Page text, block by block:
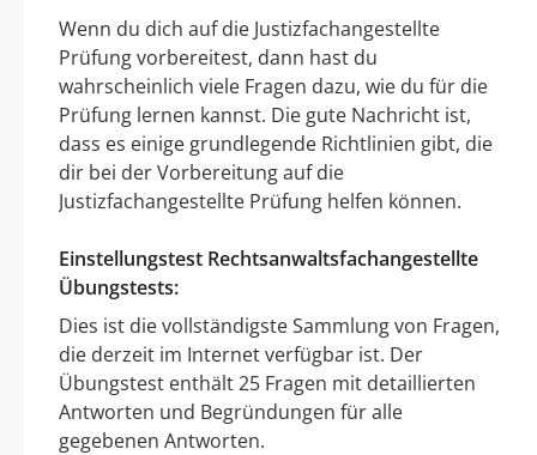
Wenn du dich auf die Justizfachangestellte
Prüfung vorbereitest, dann hast du
wahrscheinlich viele Fragen dazu, wie du für die
Prüfung lernen kannst. Die gute Nachricht ist,
dass es einige grundlegende Richtlinien gibt, die
dir bei der Vorbereitung auf die
Justizfachangestellte Prüfung helfen können.
Einstellungstest Rechtsanwaltsfachangestellte
Übungstests:
Dies ist die vollständigste Sammlung von Fragen,
die derzeit im Internet verfügbar ist. Der
Übungstest enthält 25 Fragen mit detaillierten
Antworten und Begründungen für alle
gegebenen Antworten.